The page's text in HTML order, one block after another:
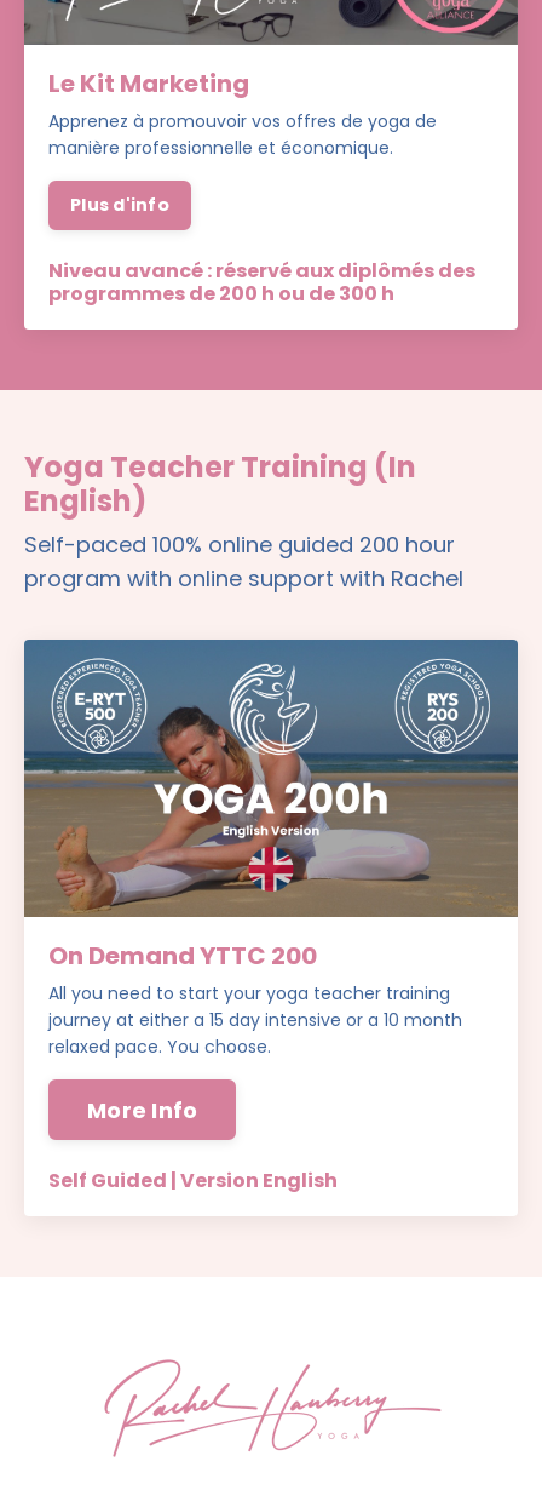
Le Kit Marketing
Apprenez à promouvoir vos offres de yoga de
manière professionnelle et économique.
Plus d'info
Niveau avancé : réservé aux diplômés des
programmes de 200 h ou de 300 h
Yoga Teacher Training (In
English)
Self-paced 100% online guided 200 hour
program with online support with Rachel
On Demand YTTC 200
All you need to start your yoga teacher training
journey at either a 15 day intensive or a 10 month
relaxed pace. You choose.
More Info
Self Guided | Version English